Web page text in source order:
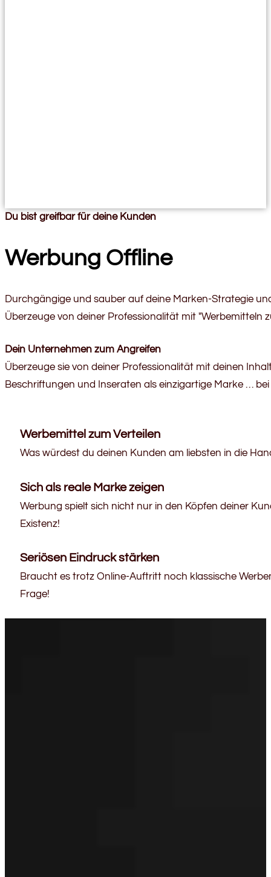
Du bist greifbar für deine Kunden
Werbung Offline
Durchgängige und sauber auf deine Marken-Strategie
Überzeuge von deiner Professionalität mit "Werbemitteln
Dein Unternehmen zum Angreifen
Überzeuge sie von deiner Professionalität mit deinen
Beschriftungen und Inseraten als einzigartige Marke …
Werbemittel zum Verteilen
Was würdest du deinen Kunden am liebsten in die
Sich als reale Marke zeigen
Werbung spielt sich nicht nur in den Köpfen deiner
Existenz!
Seriösen Eindruck stärken
Braucht es trotz Online-Auftritt noch klassische
Frage!